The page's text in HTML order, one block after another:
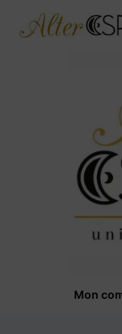
Mon